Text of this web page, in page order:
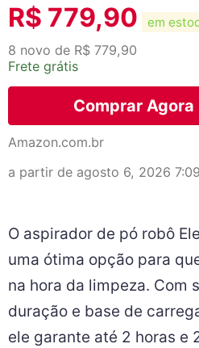
R$ 779,90 em
8 novo de R$ 779,90
Frete grátis
Comprar Agora
Amazon.com.br
a partir de agosto 6, 2026
O aspirador de pó robô
uma ótima opção para
na hora da limpeza. Com
duração e base de
ele garante até 2 horas e